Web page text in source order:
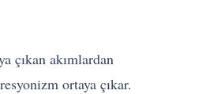
çıkan akımlardan
ortaya çıkar.